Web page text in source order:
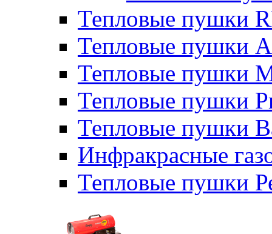
Тепловые пушки
Тепловые пушки
Тепловые пушки
Тепловые пушки
Тепловые пушки
Инфракрасные
Тепловые пушки